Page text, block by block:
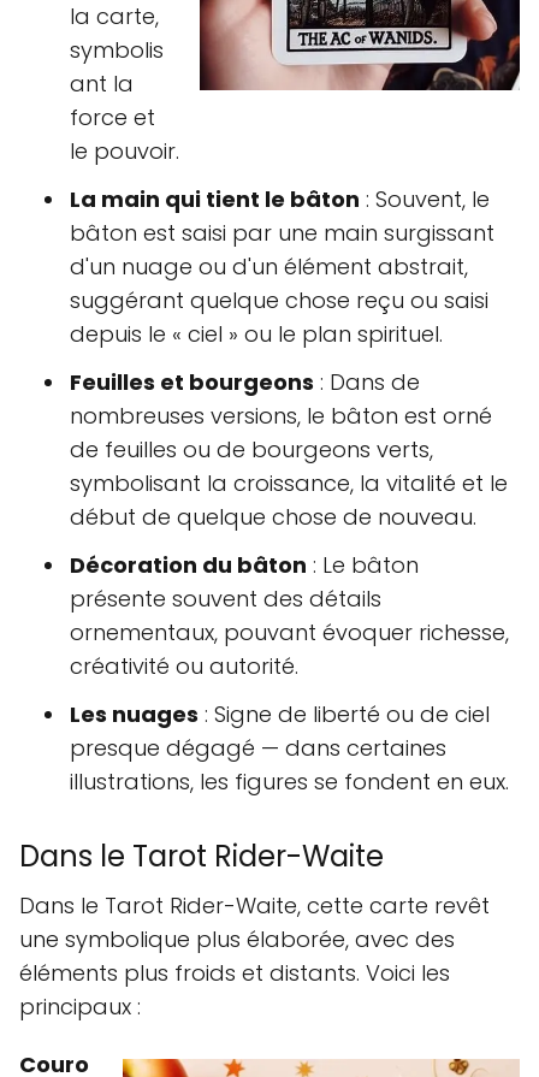
la carte,
symbolis
ant la
force et
le pouvoir.
La main qui tient le bâton : Souvent, le
bâton est saisi par une main surgissant
d'un nuage ou d'un élément abstrait,
suggérant quelque chose reçu ou saisi
depuis le « ciel » ou le plan spirituel.
Feuilles et bourgeons : Dans de
nombreuses versions, le bâton est orné
de feuilles ou de bourgeons verts,
symbolisant la croissance, la vitalité et le
début de quelque chose de nouveau.
Décoration du bâton : Le bâton
présente souvent des détails
ornementaux, pouvant évoquer richesse,
créativité ou autorité.
Les nuages : Signe de liberté ou de ciel
presque dégagé — dans certaines
illustrations, les figures se fondent en eux.
Dans le Tarot Rider-Waite
Dans le Tarot Rider-Waite, cette carte revêt
une symbolique plus élaborée, avec des
éléments plus froids et distants. Voici les
principaux :
Couro